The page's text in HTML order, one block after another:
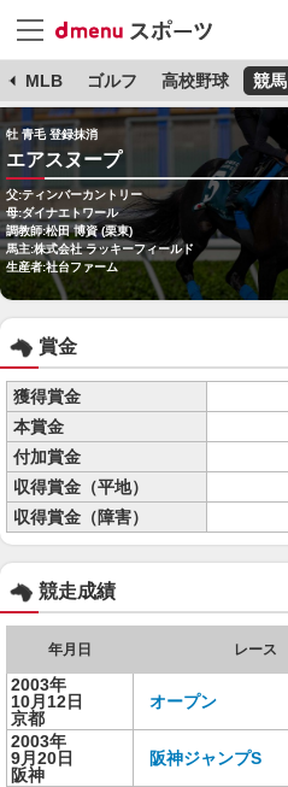
MLB ゴルフ 高校野球 競馬
牡 青毛 登録抹消
エアスヌープ
父:ティンバーカントリー
母:ダイナエトワール
調教師:松田 博資 (栗東)
馬主:株式会社 ラッキーフィールド
生産者:社台ファーム
賞金
獲得賞金
本賞金
付加賞金
収得賞金（平地）
収得賞金（障害）
競走成績
年月日 レース
2003年
10月12日
京都
オープン
2003年
9月20日
阪神
阪神ジャンプS